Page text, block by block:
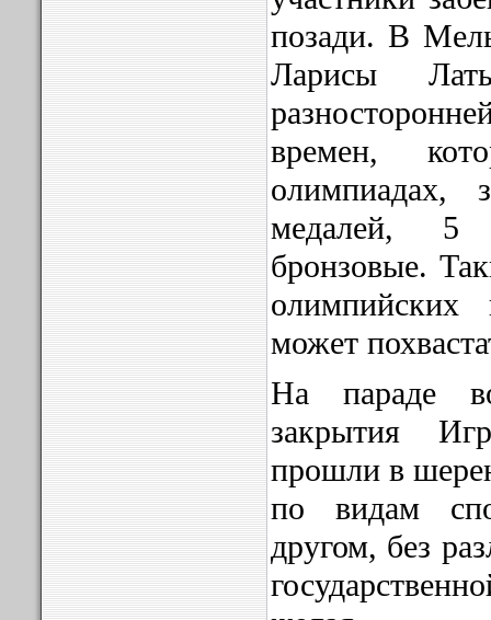
позади. В
Ларисы
времен,
олимпиадах,
медалей,
бронзовые.
олимпийских
может
На параде
закрытия
прошли в
по видам
другом, без